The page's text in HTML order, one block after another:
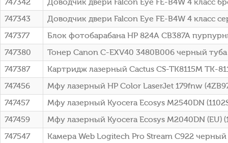
747343
Доводчик двери Falcon Eye FE-B4W 4 класс
747377
Блок фотобарабана HP 824A CB387A
747380
Тонер Canon C-EXV40 3480B006 черный
747387
Картридж лазерный Cactus CS-TK8115M TK-
747456
Мфу лазерный HP Color LaserJet 179fnw
747457
Мфу лазерный Kyocera Ecosys M2540DN
747459
Мфу лазерный Kyocera Ecosys M2040DN (EU)
747547
Камера Web Logitech Pro Stream C922